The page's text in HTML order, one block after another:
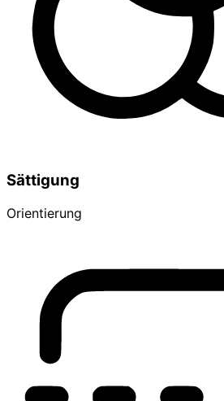
Sättigung
Orientierung